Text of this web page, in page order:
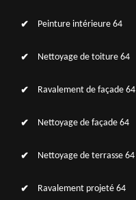
Peinture intérieure 64
Nettoyage de toiture 64
Ravalement de façade 64
Nettoyage de façade 64
Nettoyage de terrasse 64
Ravalement projeté 64